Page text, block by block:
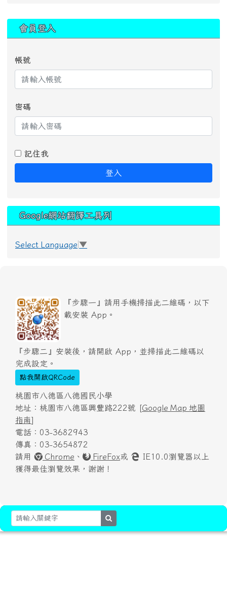
會員登入
帳號
密碼
記住我
登入
Google網站翻譯工具列
Select Language ▼
『步驟一』請用手機掃描此二維碼，以下
載安裝 App。
『步驟二』安裝後，請開啟 App，並掃描此二維碼以
完成設定。
點我開啟QRCode
桃園市八德區八德國民小學
地址：桃園市八德區興豐路222號 [Google Map 地圖
指南]
電話：03-3682943
傳真：03-3654872
請用
Chrome 、 FireFox或
IE10.0瀏覽器以上
獲得最佳瀏覽效果，謝謝！